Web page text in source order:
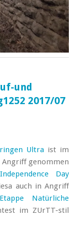
und
2017/07
Ultra ist im
Angriff genommen
Day
auch in Angriff
Natürliche
im ZUrTT-stil